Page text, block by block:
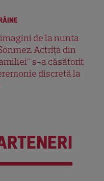
de la nunta
Actrița din
s-a căsătorit
discretă la